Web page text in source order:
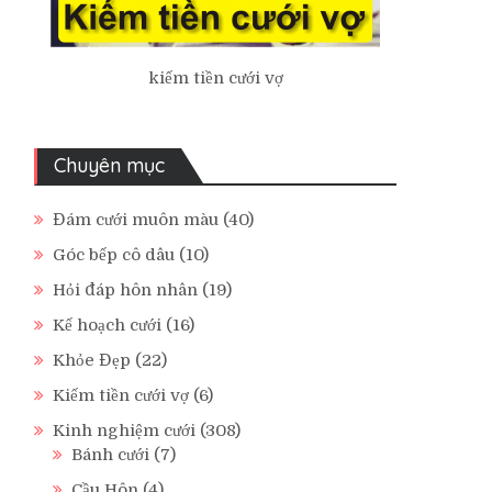
kiếm tiền cưới vợ
Chuyên mục
Đám cưới muôn màu (40)
Góc bếp cô dâu (10)
Hỏi đáp hôn nhân (19)
Kế hoạch cưới (16)
Khỏe Đẹp (22)
Kiếm tiền cưới vợ (6)
Kinh nghiệm cưới (308)
Bánh cưới (7)